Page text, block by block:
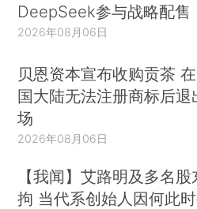
DeepSeek参与战略配售
2026年08月06日
贝恩资本宣布收购贡茶
国大陆无法注册商标后退
场
2026年08月06日
【我闻】艾路明及多名股
拘 当代系创始人因何此